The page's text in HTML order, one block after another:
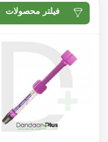
فیلتر محصولات